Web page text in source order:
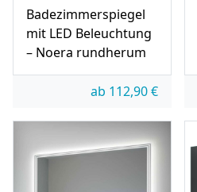
Badezimmerspiegel
mit LED Beleuchtung
– Noera rundherum
ab 112,90€